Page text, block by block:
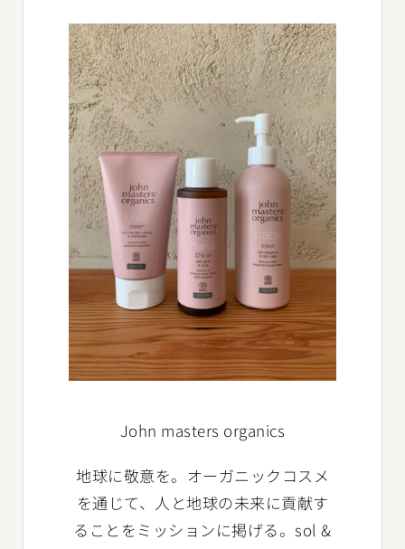
John masters organics
地球に敬意を。オーガニックコスメ
を通じて、人と地球の未来に貢献す
ることをミッションに掲げる。sol &